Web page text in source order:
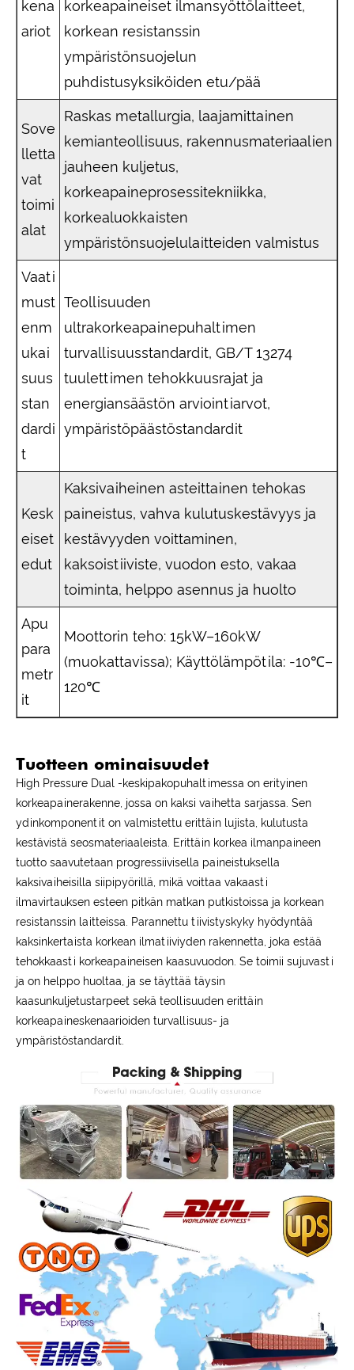
kena
ariot
korkeapaineiset ilmansyöttölaitteet,
korkean resistanssin
ympäristönsuojelun
puhdistusyksiköiden etu/pää
Sove
lletta
vat
toimi
alat
Raskas metallurgia, laajamittainen
kemianteollisuus, rakennusmateriaalien
jauheen kuljetus,
korkeapaineprosessitekniikka,
korkealuokkaisten
ympäristönsuojelulaitteiden valmistus
Vaati
must
enm
ukai
suus
stan
dardi
t
Teollisuuden
ultrakorkeapainepuhaltimen
turvallisuusstandardit, GB/T 13274
tuulettimen tehokkuusrajat ja
energiansäästön arviointiarvot,
ympäristöpäästöstandardit
Kesk
eiset
edut
Kaksivaiheinen asteittainen tehokas
paineistus, vahva kulutuskestävyys ja
kestävyyden voittaminen,
kaksoistiiviste, vuodon esto, vakaa
toiminta, helppo asennus ja huolto
Apu
para
metr
it
Moottorin teho: 15kW–160kW
(muokattavissa); Käyttölämpötila: -10℃–
120℃
Tuotteen ominaisuudet
High Pressure Dual -keskipakopuhaltimessa on erityinen
korkeapainerakenne, jossa on kaksi vaihetta sarjassa. Sen
ydinkomponentit on valmistettu erittäin lujista, kulutusta
kestävistä seosmateriaaleista. Erittäin korkea ilmanpaineen
tuotto saavutetaan progressiivisella paineistuksella
kaksivaiheisilla siipipyörillä, mikä voittaa vakaasti
ilmavirtauksen esteen pitkän matkan putkistoissa ja korkean
resistanssin laitteissa. Parannettu tiivistyskyky hyödyntää
kaksinkertaista korkean ilmatiiviyden rakennetta, joka estää
tehokkaasti korkeapaineisen kaasuvuodon. Se toimii sujuvasti
ja on helppo huoltaa, ja se täyttää täysin
kaasunkuljetustarpeet sekä teollisuuden erittäin
korkeapaineskenaarioiden turvallisuus- ja
ympäristöstandardit.